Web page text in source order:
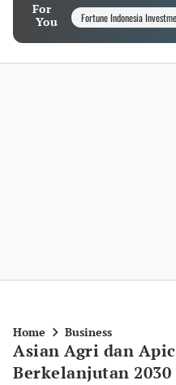
For
You
Fortune Indonesia
Home Business
Asian Agri dan
Berkelanjutan